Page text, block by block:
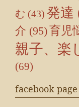
む (43) 発達
介 (95)育児
親子、楽
(69)
facebook page